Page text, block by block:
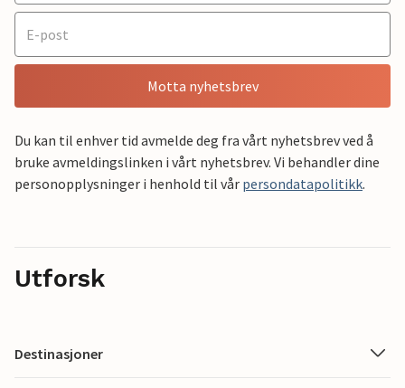
Motta nyhetsbrev
Du kan til enhver tid avmelde deg fra vårt nyhetsbrev ved å
bruke avmeldingslinken i vårt nyhetsbrev. Vi behandler dine
personopplysninger i henhold til vår persondatapolitikk.
Utforsk
Destinasjoner